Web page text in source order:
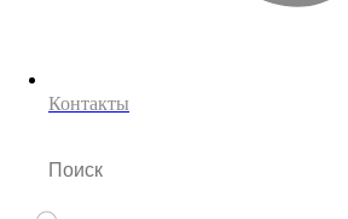
Контакты